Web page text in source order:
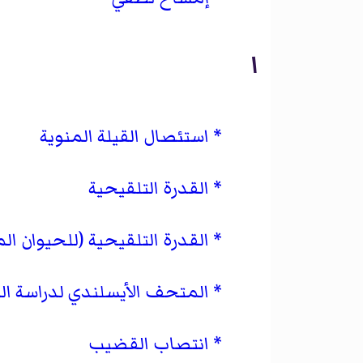
ا
استئصال القيلة المنوية
القدرة التلقيحية
القدرة التلقيحية (للحيوان
المتحف الأيسلندي لدراسة
انتصاب القضيب